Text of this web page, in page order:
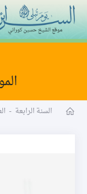
السنة الرابعة -